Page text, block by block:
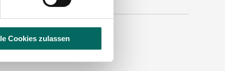
Cookies zulassen